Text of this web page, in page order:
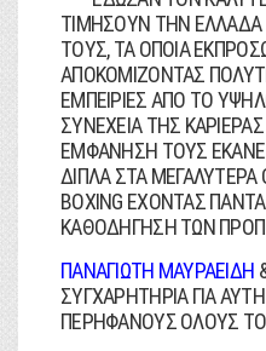
ΤΙΜΗΣΟΥΝ ΤΗΝ ΕΛΛΑΔΑ
ΤΟΥΣ, ΤΑ ΟΠΟΙΑ
ΑΠΟΚΟΜΙΖΟΝΤΑΣ
ΕΜΠΕΙΡΙΕΣ ΑΠΟ ΤΟ
ΣΥΝΕΧΕΙΑ ΤΗΣ
ΕΜΦΑΝΗΣΗ ΤΟΥΣ
ΔΙΠΛΑ ΣΤΑ
BOXING ΕΧΟΝΤΑΣ
ΚΑΘΟΔΗΓΗΣΗ ΤΩΝ
ΠΑΝΑΓΙΩΤΗ ΜΑΥΡΑΕΙΔΗ
ΣΥΓΧΑΡΗΤΗΡΙΑ ΓΙΑ
ΠΕΡΗΦΑΝΟΥΣ ΟΛΟΥΣ